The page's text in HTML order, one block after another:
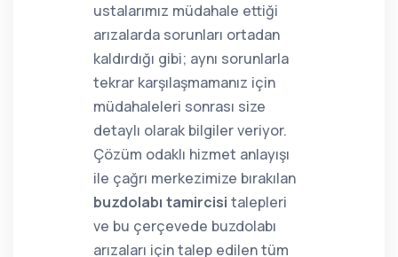
ustalarımız müdahale ettiği
arızalarda sorunları ortadan
kaldırdığı gibi; aynı sorunlarla
tekrar karşılaşmamanız için
müdahaleleri sonrası size
detaylı olarak bilgiler veriyor.
Çözüm odaklı hizmet anlayışı
ile çağrı merkezimize bırakılan
buzdolabı tamircisi talepleri
ve bu çerçevede buzdolabı
arızaları için talep edilen tüm